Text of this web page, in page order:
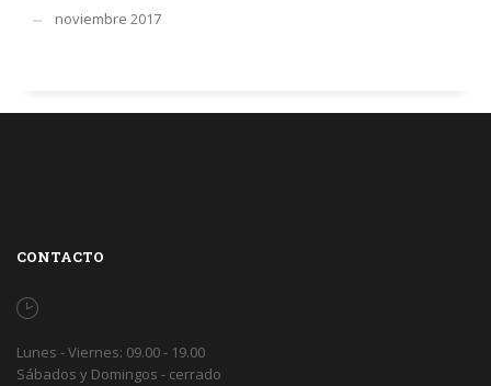
noviembre 2017
CONTACTO
Lunes - Viernes: 09.00 - 19.00
Sábados y Domingos - cerrado